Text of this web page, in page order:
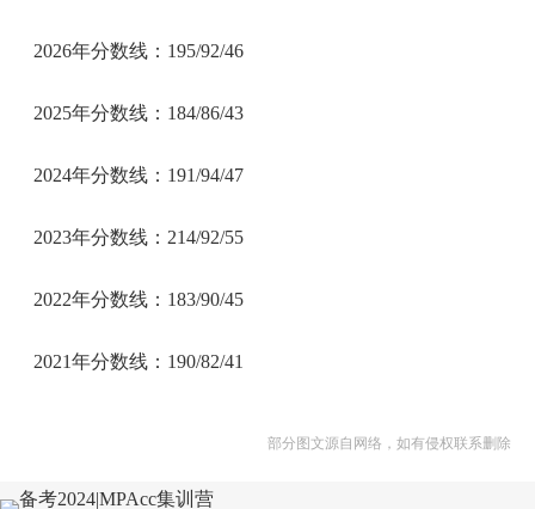
2026年分数线：195/92/46
2025年分数线：184/86/43
2024年分数线：191/94/47
2023年分数线：214/92/55
2022年分数线：183/90/45
2021年分数线：190/82/41
部分图文源自网络，如有侵权联系删除